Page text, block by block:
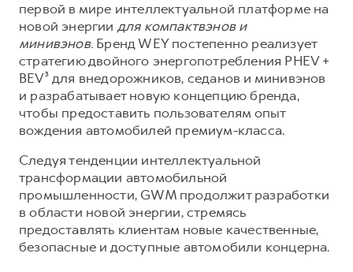
первой в мире интеллектуальной платформе на
новой энергии для компактвэнов и
минивэнов. Бренд WEY постепенно реализует
стратегию двойного энергопотребления PHEV +
BEV³ для внедорожников, седанов и минивэнов
и разрабатывает новую концепцию бренда,
чтобы предоставить пользователям опыт
вождения автомобилей премиум-класса.
Следуя тенденции интеллектуальной
трансформации автомобильной
промышленности, GWM продолжит разработки
в области новой энергии, стремясь
предоставлять клиентам новые качественные,
безопасные и доступные автомобили концерна.